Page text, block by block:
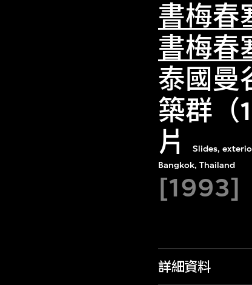
書梅春
書梅春
泰國曼
築群（
片
Slides,
Bangkok, Thailand
[1993]
詳細資料